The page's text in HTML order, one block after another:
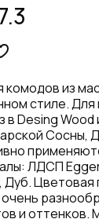
комодов из
стиле. Для
в Desing
Сосны,
ЛДСП
Дуб. Цветовая
и оттенков.